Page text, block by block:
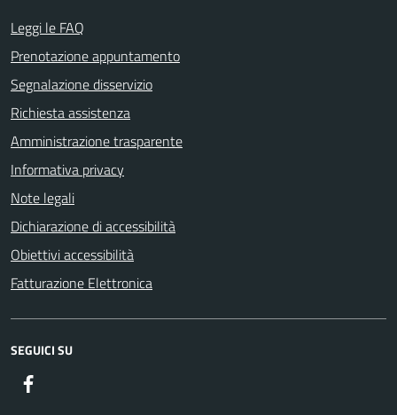
Leggi le FAQ
Prenotazione appuntamento
Segnalazione disservizio
Richiesta assistenza
Amministrazione trasparente
Informativa privacy
Note legali
Dichiarazione di accessibilità
Obiettivi accessibilità
Fatturazione Elettronica
SEGUICI SU